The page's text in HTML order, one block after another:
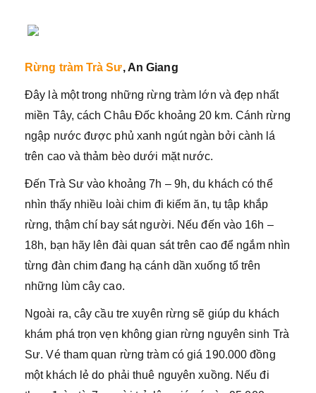
Rừng tràm Trà Sư, An Giang
Đây là một trong những rừng tràm lớn và đẹp nhất
miền Tây, cách Châu Đốc khoảng 20 km. Cánh rừng
ngập nước được phủ xanh ngút ngàn bởi cành lá
trên cao và thảm bèo dưới mặt nước.
Đến Trà Sư vào khoảng 7h – 9h, du khách có thể
nhìn thấy nhiều loài chim đi kiếm ăn, tụ tập khắp
rừng, thậm chí bay sát người. Nếu đến vào 16h –
18h, bạn hãy lên đài quan sát trên cao để ngắm nhìn
từng đàn chim đang hạ cánh dần xuống tổ trên
những lùm cây cao.
Ngoài ra, cây cầu tre xuyên rừng sẽ giúp du khách
khám phá trọn vẹn không gian rừng nguyên sinh Trà
Sư. Vé tham quan rừng tràm có giá 190.000 đồng
một khách lẻ do phải thuê nguyên xuồng. Nếu đi